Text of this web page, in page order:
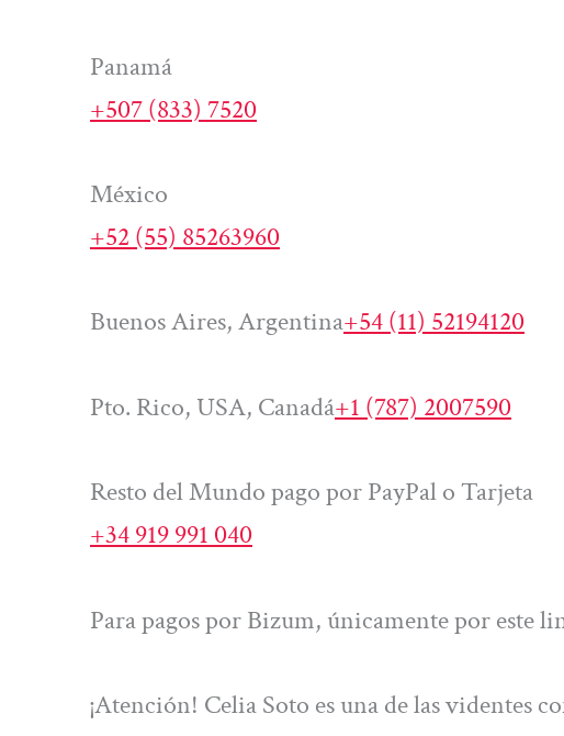
Panamá
+507 (833) 7520
México
+52 (55) 85263960
Buenos Aires, Argentina+54 (11) 52194120
Pto. Rico, USA, Canadá+1 (787) 2007590
Resto del Mundo pago por PayPal o Tarjeta
+34 919 991 040
Para pagos por Bizum, únicamente por este
¡Atención! Celia Soto es una de las videntes